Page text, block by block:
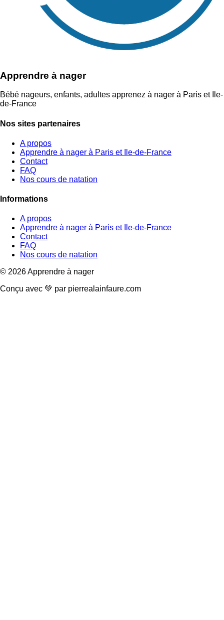
Apprendre à nager
Bébé nageurs, enfants, adultes apprenez à nager à Paris et Ile-
de-France
Nos sites partenaires
A propos
Apprendre à nager à Paris et Ile-de-France
Contact
FAQ
Nos cours de natation
Informations
A propos
Apprendre à nager à Paris et Ile-de-France
Contact
FAQ
Nos cours de natation
© 2026 Apprendre à nager
Conçu avec 💚 par pierrealainfaure.com